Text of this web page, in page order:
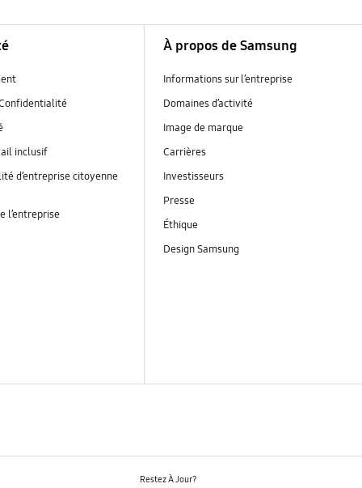
inclusif
d’entreprise citoyenne
l’entreprise
À propos de Samsung
Informations sur l’entreprise
Domaines d’activité
Image de marque
Carrières
Investisseurs
Presse
Éthique
Design Samsung
Restez À Jour?